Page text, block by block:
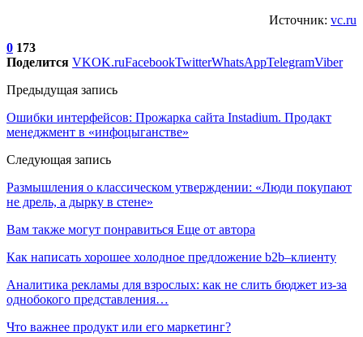
Источник: vc.ru
0 173
Поделится VKOK.ruFacebookTwitterWhatsAppTelegramViber
Предыдущая запись
Ошибки интерфейсов: Прожарка сайта Instadium. Продакт
менеджмент в «инфоцыганстве»
Следующая запись
Размышления о классическом утверждении: «Люди покупают
не дрель, а дырку в стене»
Вам также могут понравиться Еще от автора
Как написать хорошее холодное предложение b2b–клиенту
Аналитика рекламы для взрослых: как не слить бюджет из-за
однобокого представления…
Что важнее продукт или его маркетинг?